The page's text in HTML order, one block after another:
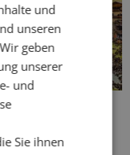
Resort
GERMAN
und
unseren
geben
unserer
und
Sie ihnen